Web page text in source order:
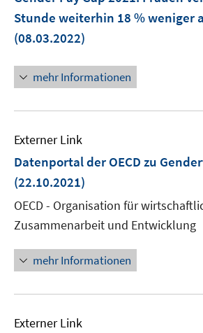
Stunde weiterhin 18 % weniger
(08.03.2022)
mehr Informationen
Externer Link
Datenportal der OECD zu
(22.10.2021)
OECD - Organisation für
Zusammenarbeit und Entwicklung
mehr Informationen
Externer Link